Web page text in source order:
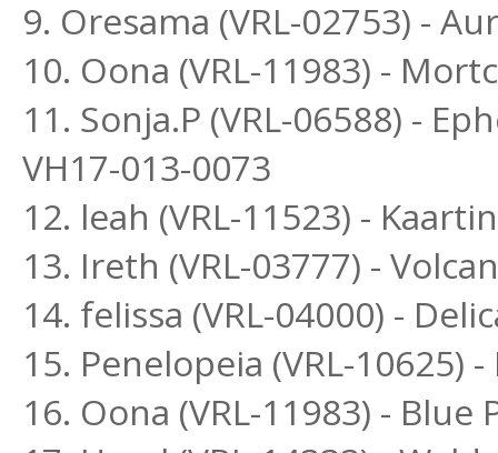
9. Oresama (VRL-02753) -
10. Oona (VRL-11983) -
11. Sonja.P (VRL-06588) -
VH17-013-0073
12. leah (VRL-11523) -
13. Ireth (VRL-03777) -
14. felissa (VRL-04000) -
15. Penelopeia (VRL-10625)
16. Oona (VRL-11983) -